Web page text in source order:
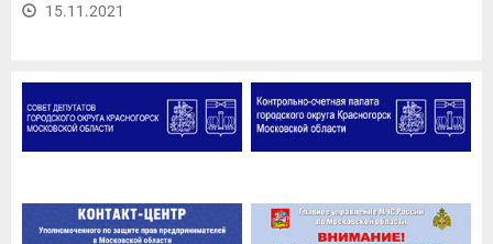
15.11.2021